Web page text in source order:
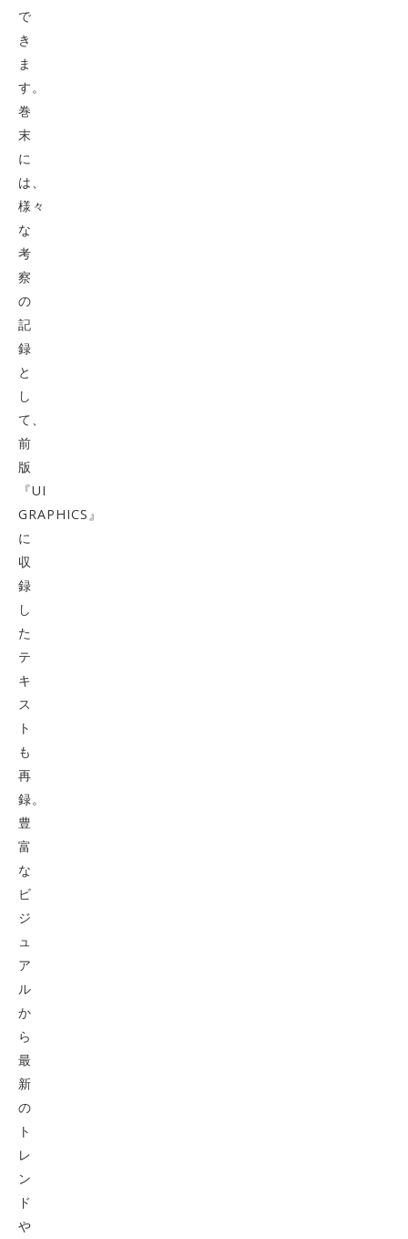
で
き
ま
す。
巻
末
に
は、
様々
な
考
察
の
記
録
と
し
て、
前
版
『UI
GRAPHICS』
に
収
録
し
た
テ
キ
ス
ト
も
再
録。
豊
富
な
ビ
ジ
ュ
ア
ル
か
ら
最
新
の
ト
レ
ン
ド
や